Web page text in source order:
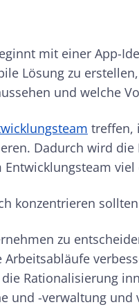
mit einer App-
Lösung zu
und welche
treffen,
Dadurch wird
viel
konzentrieren
zu
Rationalisierung
und -verwaltung und